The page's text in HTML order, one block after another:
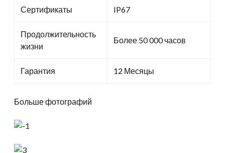
Сертификаты IP67
Продолжительность
жизни
Более 50 000 часов
Гарантия 12 Месяцы
Больше фотографий